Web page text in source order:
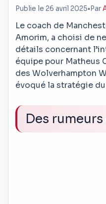
Publie le 26 avril 2025• Par
Le coach de
Amorim, a choisi de
détails concernant
équipe pour Matheus
des Wolverhampton
évoqué la stratégie
Des